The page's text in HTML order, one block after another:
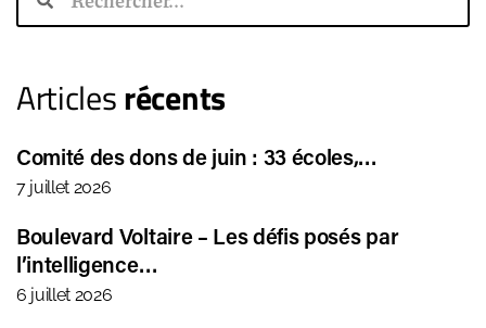
Articlesrécents
Comité des dons de juin : 33 écoles,…
7 juillet 2026
Boulevard Voltaire – Les défis posés par
l’intelligence…
6 juillet 2026